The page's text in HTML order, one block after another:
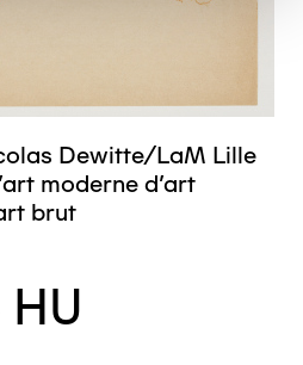
Dewitte/LaM Lille
moderne d’art
brut